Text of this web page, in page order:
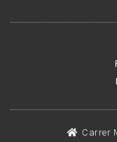
Carrer